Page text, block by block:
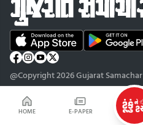
HOME E-PAPER
@Copyright 2026 Gujarat Samachar